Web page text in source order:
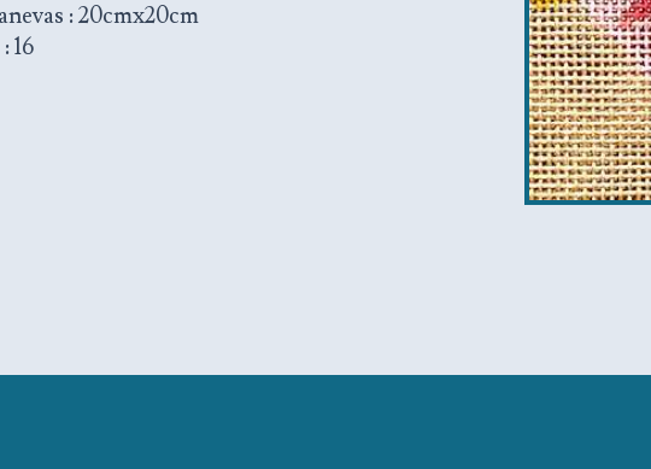
: 20cmx20cm
16